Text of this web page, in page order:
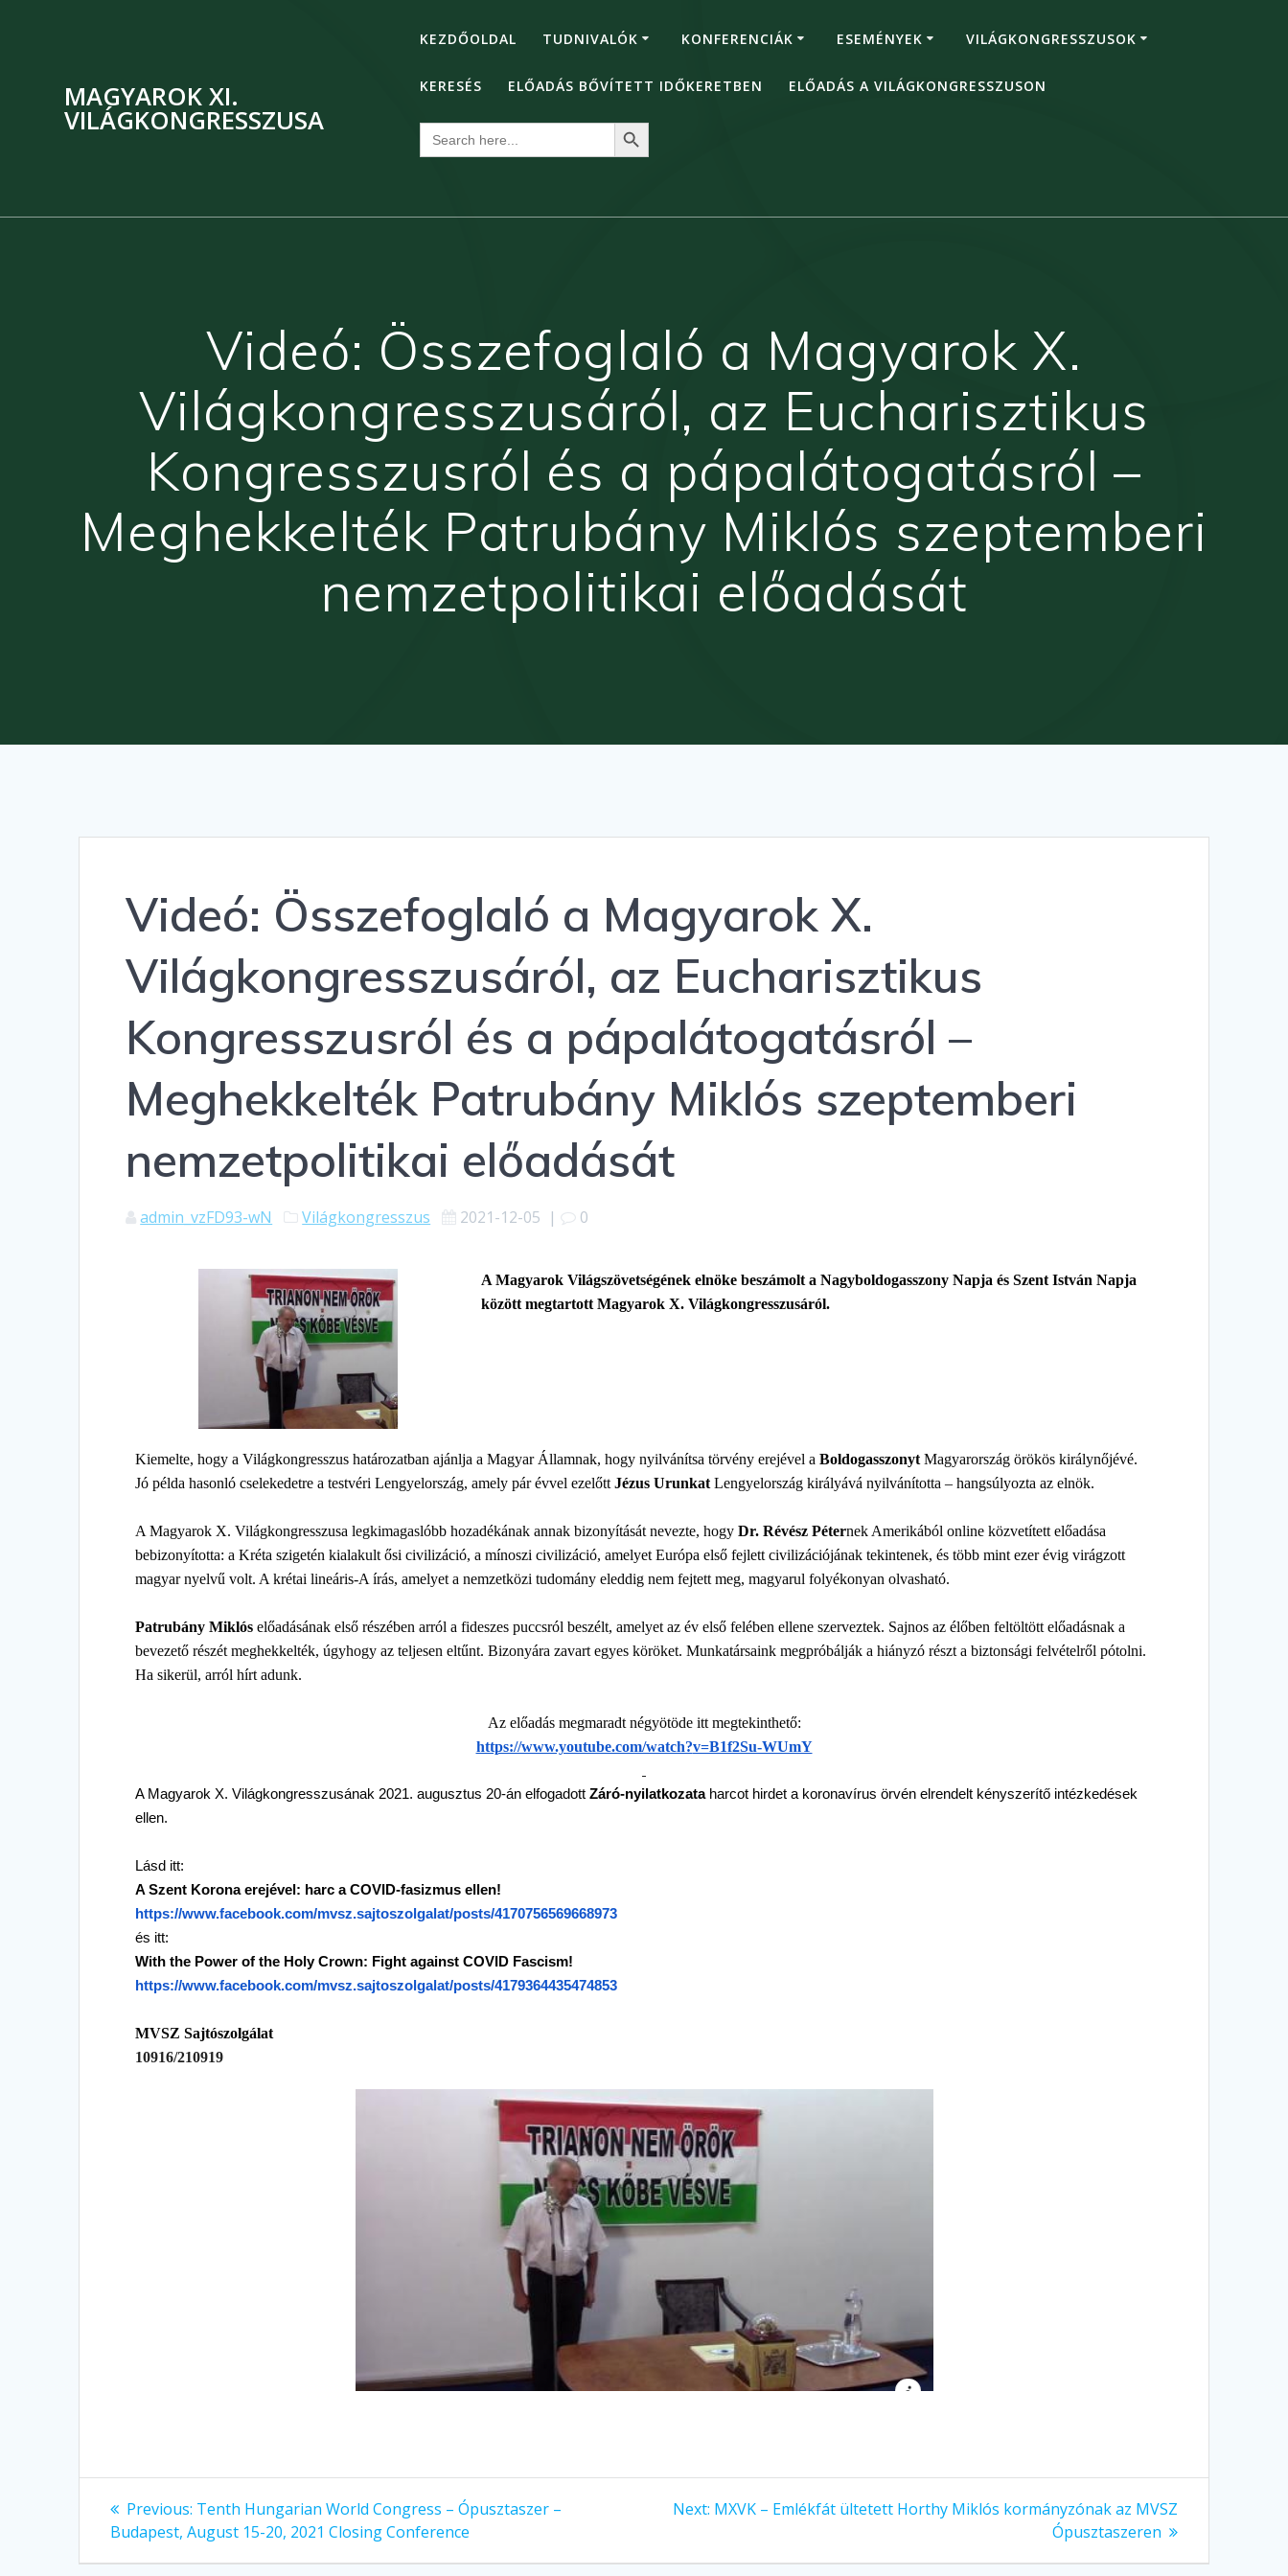
MAGYAROK XI.
VILÁGKONGRESSZUSA
KEZDŐOLDAL TUDNIVALÓK KONFERENCIÁK ESEMÉNYEK VILÁGKONGRESSZUSOK
KERESÉS ELŐADÁS BŐVÍTETT IDŐKERETBEN ELŐADÁS A VILÁGKONGRESSZUSON
Search
for:
Search Button
Videó: Összefoglaló a Magyarok X.
Világkongresszusáról, az Eucharisztikus
Kongresszusról és a pápalátogatásról –
Meghekkelték Patrubány Miklós szeptemberi
nemzetpolitikai előadását
Videó: Összefoglaló a Magyarok X.
Világkongresszusáról, az Eucharisztikus
Kongresszusról és a pápalátogatásról –
Meghekkelték Patrubány Miklós szeptemberi
nemzetpolitikai előadását
admin_vzFD93-wN Világkongresszus 2021-12-05 | 0
A Magyarok Világszövetségének elnöke beszámolt a Nagyboldogasszony Napja és Szent István Napja
között megtartott Magyarok X. Világkongresszusáról.
Kiemelte, hogy a Világkongresszus határozatban ajánlja a Magyar Államnak, hogy nyilvánítsa törvény erejével aBoldogasszonyt Magyarország örökös királynőjévé.
Jó példa hasonló cselekedetre a testvéri Lengyelország, amely pár évvel ezelőttJézus Urunkat Lengyelország királyává nyilvánította – hangsúlyozta az elnök.
A Magyarok X. Világkongresszusa legkimagaslóbb hozadékának annak bizonyítását nevezte, hogyDr. Révész Péternek Amerikából online közvetített előadása
bebizonyította: a Kréta szigetén kialakult ősi civilizáció, a mínoszi civilizáció, amelyet Európa első fejlett civilizációjának tekintenek, és több mint ezer évig virágzott
magyar nyelvű volt. A krétai lineáris-A írás, amelyet a nemzetközi tudomány eleddig nem fejtett meg, magyarul folyékonyan olvasható.
Patrubány Miklós előadásának első részében arról a fideszes puccsról beszélt, amelyet az év első felében ellene szerveztek. Sajnos az élőben feltöltött előadásnak a
bevezető részét meghekkelték, úgyhogy az teljesen eltűnt. Bizonyára zavart egyes köröket. Munkatársaink megpróbálják a hiányzó részt a biztonsági felvételről pótolni.
Ha sikerül, arról hírt adunk.
Az előadás megmaradt négyötöde itt megtekinthető:
https://www.youtube.com/watch?v=B1f2Su-WUmY
A Magyarok X. Világkongresszusának 2021. augusztus 20-án elfogadottZáró-nyilatkozataharcot hirdet a koronavírus örvén elrendelt kényszerítő intézkedések
ellen.
Lásd itt:
A Szent Korona erejével: harc a COVID-fasizmus ellen!
https://www.facebook.com/mvsz.sajtoszolgalat/posts/4170756569668973
és itt:
With the Power of the Holy Crown: Fight against COVID Fascism!
https://www.facebook.com/mvsz.sajtoszolgalat/posts/4179364435474853
MVSZ Sajtószolgálat
10916/210919
Previous: Tenth Hungarian World Congress – Ópusztaszer –
Budapest, August 15-20, 2021 Closing Conference
Next: MXVK – Emlékfát ültetett Horthy Miklós kormányzónak az MVSZ
Ópusztaszeren